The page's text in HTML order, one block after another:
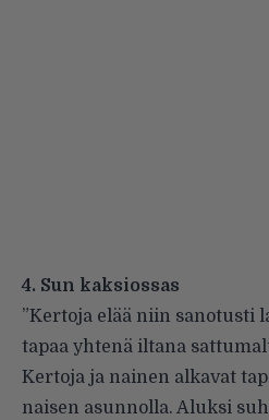
4. Sun kaksiossas
”Kertoja elää niin sanotusti
tapaa yhtenä iltana
Kertoja ja nainen alkavat
naisen asunnolla. Aluksi